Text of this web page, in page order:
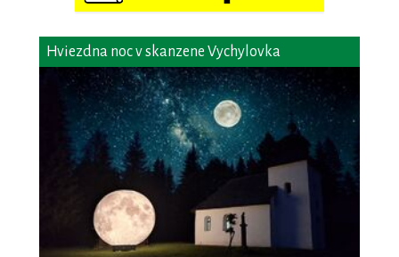
Hviezdna noc v skanzene Vychylovka